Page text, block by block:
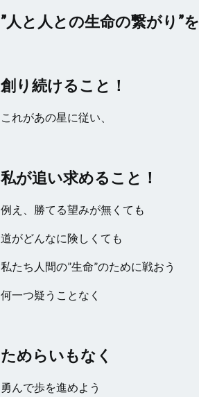
”人と人との生命の繋がり”を
創り続けること！
これがあの星に従い、
私が追い求めること！
例え、勝てる望みが無くても
道がどんなに険しくても
私たち人間の”生命”のために戦おう
何一つ疑うことなく
ためらいもなく
勇んで歩を進めよう